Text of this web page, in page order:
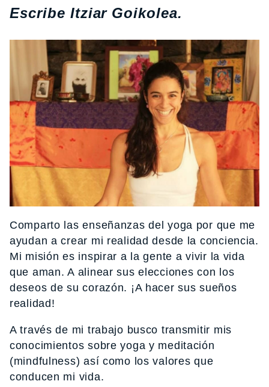
Escribe Itziar Goikolea.
Comparto las enseñanzas del yoga por que me
ayudan a crear mi realidad desde la conciencia.
Mi misión es inspirar a la gente a vivir la vida
que aman. A alinear sus elecciones con los
deseos de su corazón. ¡A hacer sus sueños
realidad!
A través de mi trabajo busco transmitir mis
conocimientos sobre yoga y meditación
(mindfulness) así como los valores que
conducen mi vida.